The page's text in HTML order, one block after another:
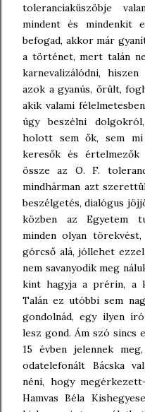
toleranciaküszöbje
mindent és mindenkit
befogad, akkor már
a történet, mert talán
karnevalizálódni,
azok a gyanús, őrült,
akik valami
úgy beszélni
holott sem ők, sem mi
keresők és
össze az O. F.
mindhárman azt
beszélgetés, dialógus
közben az Egyetem
minden olyan
górcső alá, jóllehet
nem savanyodik meg
kint hagyja a prérin, a
Talán ez utóbbi sem
gondolnád, egy ilyen
lesz gond. Ám szó sincs
15 évben jelennek
odatelefonált Bácska
néni, hogy
Hamvas Béla